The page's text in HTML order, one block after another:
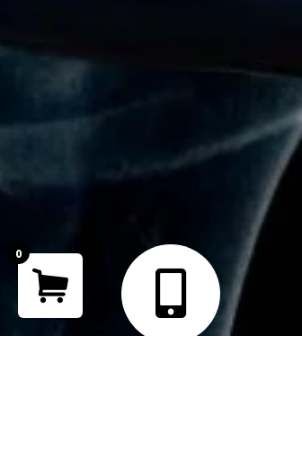
Your cart is empty!
Return to shop
0